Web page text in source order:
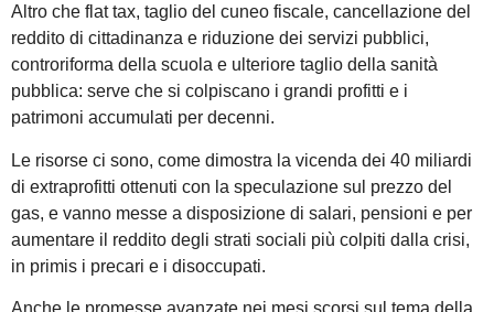
Altro che flat tax, taglio del cuneo fiscale, cancellazione del
reddito di cittadinanza e riduzione dei servizi pubblici,
controriforma della scuola e ulteriore taglio della sanità
pubblica: serve che si colpiscano i grandi profitti e i
patrimoni accumulati per decenni.
Le risorse ci sono, come dimostra la vicenda dei 40 miliardi
di extraprofitti ottenuti con la speculazione sul prezzo del
gas, e vanno messe a disposizione di salari, pensioni e per
aumentare il reddito degli strati sociali più colpiti dalla crisi,
in primis i precari e i disoccupati.
Anche le promesse avanzate nei mesi scorsi sul tema della